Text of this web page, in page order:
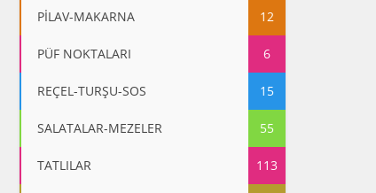
PİLAV-MAKARNA 12
PÜF NOKTALARI 6
REÇEL-TURŞU-SOS 15
SALATALAR-MEZELER 55
TATLILAR 113